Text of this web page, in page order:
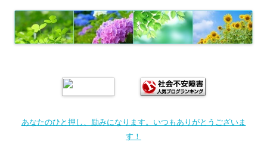
あなたのひと押し、励みになります。いつもありがとうございま
す！